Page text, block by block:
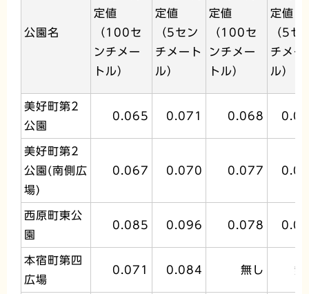
公園名
定値
（100セ
ンチメー
トル）
定値
（5セン
チメート
ル）
定値
（100セ
ンチメー
トル）
定値
（5セ
チメー
ル）
美好町第2
公園
0.065 0.071 0.068
美好町第2
公園(南側広
場)
0.067 0.070 0.077
西原町東公
園
0.085 0.096 0.078
本宿町第四
広場
0.071 0.084 無し 無